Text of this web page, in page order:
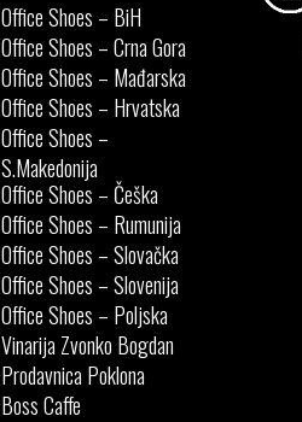
Office Shoes – BiH
Office Shoes – Crna Gora
Office Shoes – Mađarska
Office Shoes – Hrvatska
Office Shoes –
S.Makedonija
Office Shoes – Češka
Office Shoes – Rumunija
Office Shoes – Slovačka
Office Shoes – Slovenija
Office Shoes – Poljska
Vinarija Zvonko Bogdan
Prodavnica Poklona
Boss Caffe